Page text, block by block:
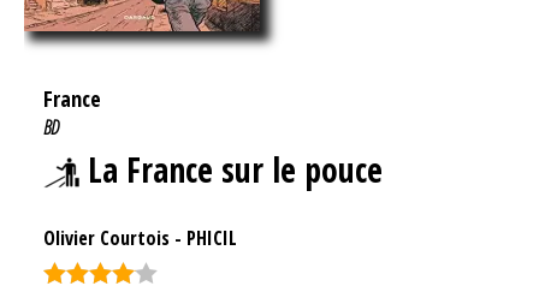
France
BD
La France sur le pouce
Olivier Courtois - PHICIL